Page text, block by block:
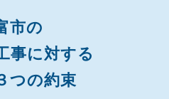
市の
事に対する
つの約束